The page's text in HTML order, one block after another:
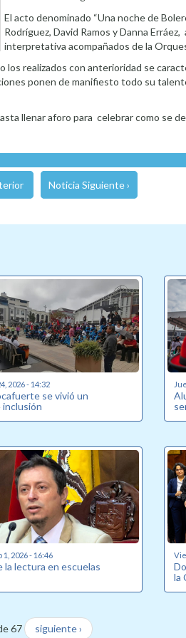
El acto denominado “Una noche de
Rodríguez, David Ramos y Danna
interpretativa acompañados de la
realizados con anterioridad se
ponen de manifiesto todo su
llenar aforo para celebrar como se
Noticia Siguiente ›
2026 - 14:32
se vivió un
2026 - 16:46
la lectura en escuelas
la
67 siguiente ›